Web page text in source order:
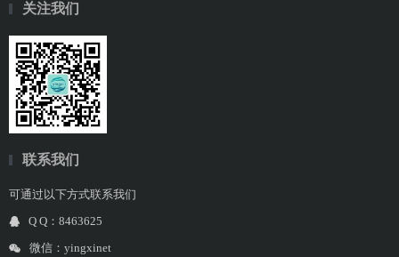
关注我们
联系我们
可通过以下方式联系我们
Q Q：8463625
微信：yingxinet